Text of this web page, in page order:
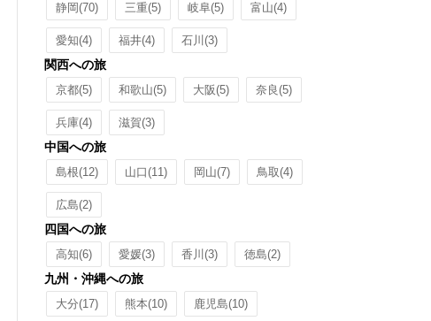
静岡(70) 三重(5) 岐阜(5) 富山(4)
愛知(4) 福井(4) 石川 (3)
関西への旅
京都(5) 和歌山(5) 大阪(5) 奈良(5)
兵庫(4) 滋賀(3)
中国への旅
島根(12) 山口(11) 岡山(7) 鳥取(4)
広島(2)
四国への旅
高知(6) 愛媛(3) 香川 (3) 徳島(2)
九州・沖縄への旅
大分(17) 熊本(10) 鹿児島(10)